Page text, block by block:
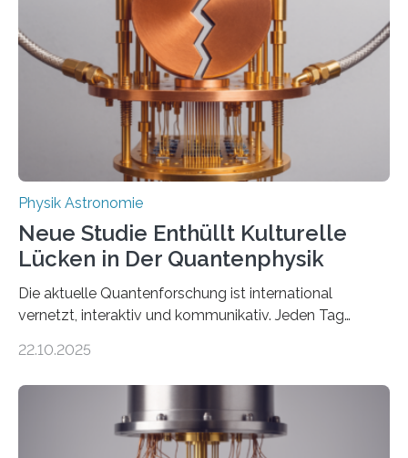
einem Team der TU Wien mit Unterstützung
internationaler Partner der entscheidende Durchbruch:
Der lange diskutierte Thorium-Kernübergang wurde
gefunden. Kurz darauf konnte man zeigen, dass sich
Thorium tatsächlich nutzen lässt, um hochpräzise…
Physik Astronomie
Neue Studie Enthüllt Kulturelle
Lücken in Der Quantenphysik
Die aktuelle Quantenforschung ist international
vernetzt, interaktiv und kommunikativ. Jeden Tag
oft von Autor*innen, die eng zusammenarbeiten. Neue
werden schnell weiterentwickelt. Dies ist der Alltag in
der Forschung der Quantentheorie, die dieses Jahr 100
22.10.2025